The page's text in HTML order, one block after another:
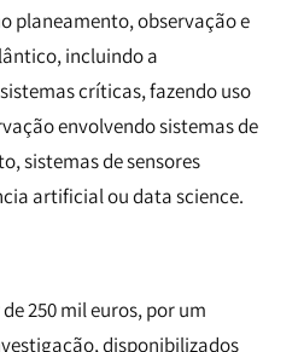
planeamento, observação e
incluindo a
críticas, fazendo uso
envolvendo sistemas de
sistemas de sensores
artificial ou data science.
250 mil euros, por um
disponibilizados